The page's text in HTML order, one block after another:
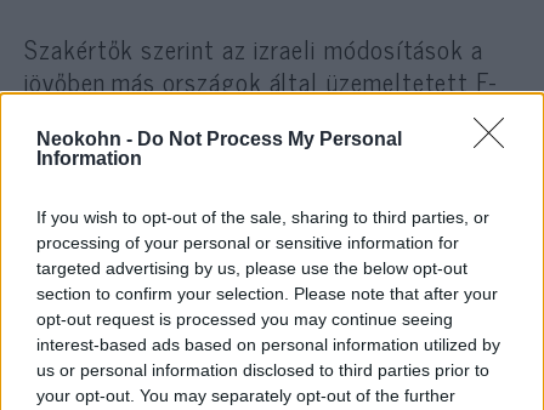
Neokohn - Do Not Process My Personal
Information
If you wish to opt-out of the sale, sharing to third parties, or
processing of your personal or sensitive information for
targeted advertising by us, please use the below opt-out
section to confirm your selection. Please note that after your
opt-out request is processed you may continue seeing
interest-based ads based on personal information utilized by
us or personal information disclosed to third parties prior to
your opt-out. You may separately opt-out of the further
Szakértők szerint az izraeli módosítások a
jövőben más országok által üzemeltetett F-
megjelenhetnek.
Izrael eddig összesen 75 darab F-35I Adir
repülőgépet rendelt az Egyesült Államoktól.
A védelmi minisztériumközléseszerint a
következő hónapokban további 25 gép
beszerzését hagyják jóvá, valamint egy újabb
megrendelést az F-15IA Eagle II típusra is.